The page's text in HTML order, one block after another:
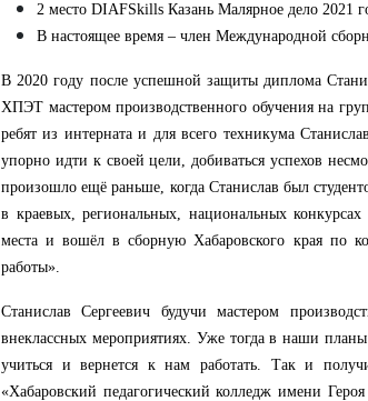
2 место DIAFSkills Казань Малярное дело 2021
В настоящее время – член Международной
В 2020 году после успешной защиты диплома
ХПЭТ мастером производственного обучения на
ребят из интерната и для всего техникума
упорно идти к своей цели, добиваться успехов
произошло ещё раньше, когда Станислав был
в краевых, региональных, национальных
места и вошёл в сборную Хабаровского края по
работы».
Станислав Сергеевич будучи мастером
внеклассных мероприятиях. Уже тогда в наши
учиться и вернется к нам работать. Так и
«Хабаровский педагогический колледж имени